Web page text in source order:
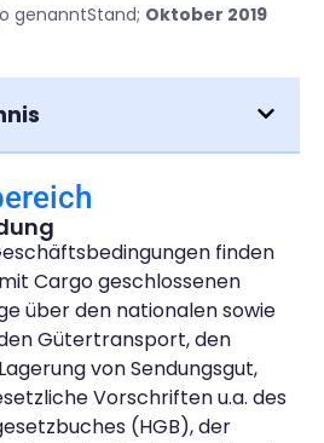
genanntStand; Oktober 2019
finden
Cargo geschlossenen
über den nationalen sowie
Gütertransport, den
von Sendungsgut,
Vorschriften u.a. des
(HGB), der